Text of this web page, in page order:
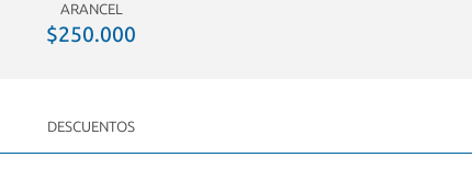
ARANCEL
$250.000
DESCUENTOS